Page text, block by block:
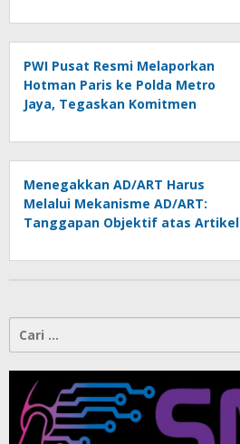
Dipertanyakan
PWI Pusat Resmi Melaporkan
Hotman Paris ke Polda Metro
Jaya, Tegaskan Komitmen
Menegakkan AD/ART Harus
Melalui Mekanisme AD/ART:
Tanggapan Objektif atas Artikel
Konspirasi Melanggar Aturan”
untuk: